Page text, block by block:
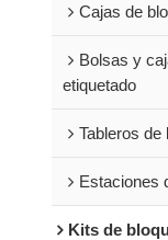
Cajas de
Bolsas y
etiquetado
Tableros de
Estaciones
Kits de